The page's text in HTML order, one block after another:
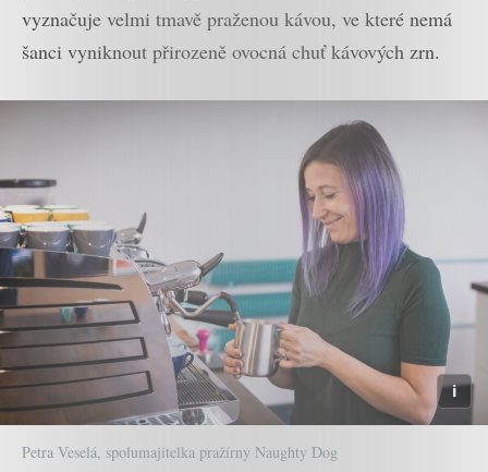
vyznačuje velmi tmavě praženou kávou, ve které nemá
šanci vyniknout přirozeně ovocná chuť kávových zrn.
Petra Veselá, spolumajitelka pražírny Naughty Dog